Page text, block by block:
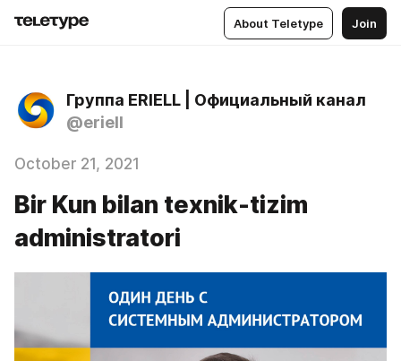
About Teletype Join
Группа ERIELL | Официальный канал
@eriell
October 21, 2021
Bir Kun bilan texnik-tizim
administratori